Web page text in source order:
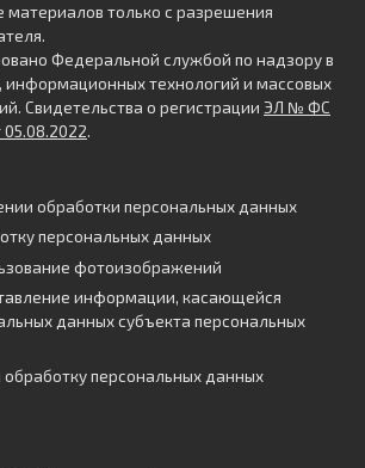
материалов только с разрешения
Федеральной службой по надзору в
информационных технологий и массовых
Свидетельства о регистрации ЭЛ № ФС
05.08.2022.
обработки персональных данных
персональных данных
фотоизображений
информации, касающейся
данных субъекта персональных
персональных данных